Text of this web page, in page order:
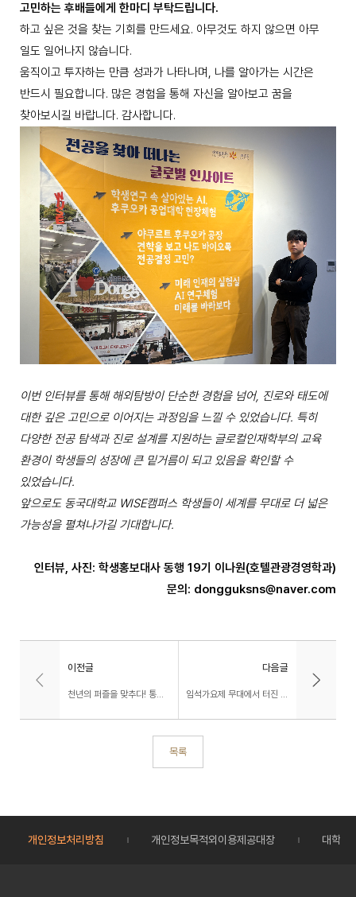
고민하는 후배들에게 한마디 부탁드립니다.
하고 싶은 것을 찾는 기회를 만드세요. 아무것도 하지 않으면 아무
일도 일어나지 않습니다.
움직이고 투자하는 만큼 성과가 나타나며, 나를 알아가는 시간은
반드시 필요합니다. 많은 경험을 통해 자신을 알아보고 꿈을
찾아보시길 바랍니다. 감사합니다.
이번 인터뷰를 통해 해외탐방이 단순한 경험을 넘어, 진로와 태도에
대한 깊은 고민으로 이어지는 과정임을 느낄 수 있었습니다. 특히
다양한 전공 탐색과 진로 설계를 지원하는 글로컬인재학부의 교육
환경이 학생들의 성장에 큰 밑거름이 되고 있음을 확인할 수
있었습니다.
앞으로도 동국대학교 WISE캠퍼스 학생들이 세계를 무대로 더 넓은
가능성을 펼쳐나가길 기대합니다.
인터뷰, 사진: 학생홍보대사 동행 19기 이나원(호텔관광경영학과)
문의: dongguksns@naver.com
이전글
천년의 퍼즐을 맞추다! 통일신라 ‘금강역사상’의 사라진 발을 찾은 고고미술사학과 정태웅 대학원생
다음글
임석가요제 무대에서 터진 반전 매력! 최우수상 수상자 수학교육과 듀엣팀 ‘교생선생님’을 만나다
목록
개인정보처리방침 개인정보목적외이용제공대장 대학정